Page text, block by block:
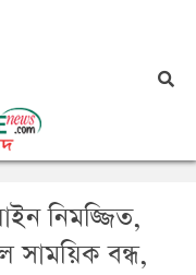
নিমজ্জিত,
সাময়িক বন্ধ,